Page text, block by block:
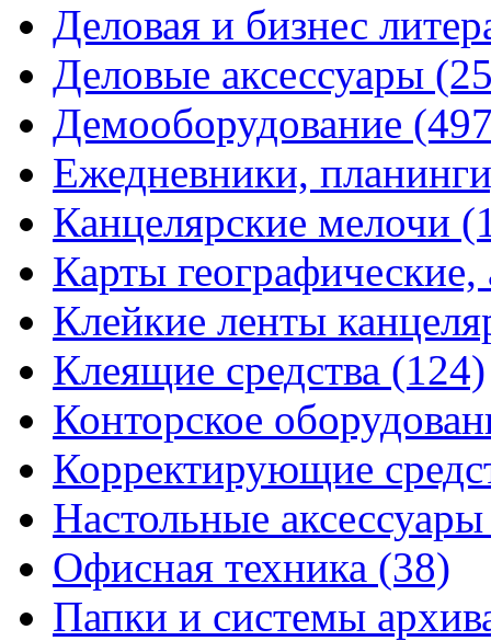
Деловая и бизнес
Деловые аксессуары
Демооборудование
Ежедневники,
Канцелярские мелочи
Карты
Клейкие ленты
Клеящие средства (124)
Конторское
Корректирующие
Настольные
Офисная техника (38)
Папки и системы